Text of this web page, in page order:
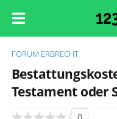
FORUM ERBRECHT
Testament oder